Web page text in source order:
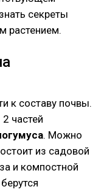
секреты
растением.
к составу почвы.
частей
. Можно
из садовой
и компостной